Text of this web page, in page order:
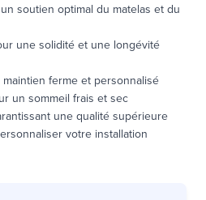
soutien optimal du matelas et du
une solidité et une longévité
ferme et personnalisé
un sommeil frais et sec
une qualité supérieure
votre installation